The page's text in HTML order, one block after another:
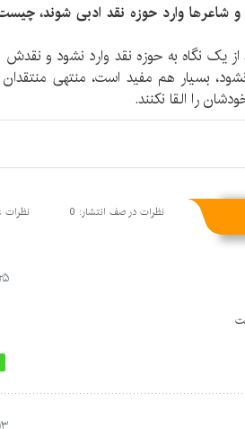
و شاعرها وارد حوزه نقد ادبی شوند،
از یک نگاه به حوزه نقد وارد نشود و نقدش
بسیار هم مفید است، منتهی منتقدان
را القا نکنند.
شده: 2 نظرات در صف انتشار: 0 نظرات